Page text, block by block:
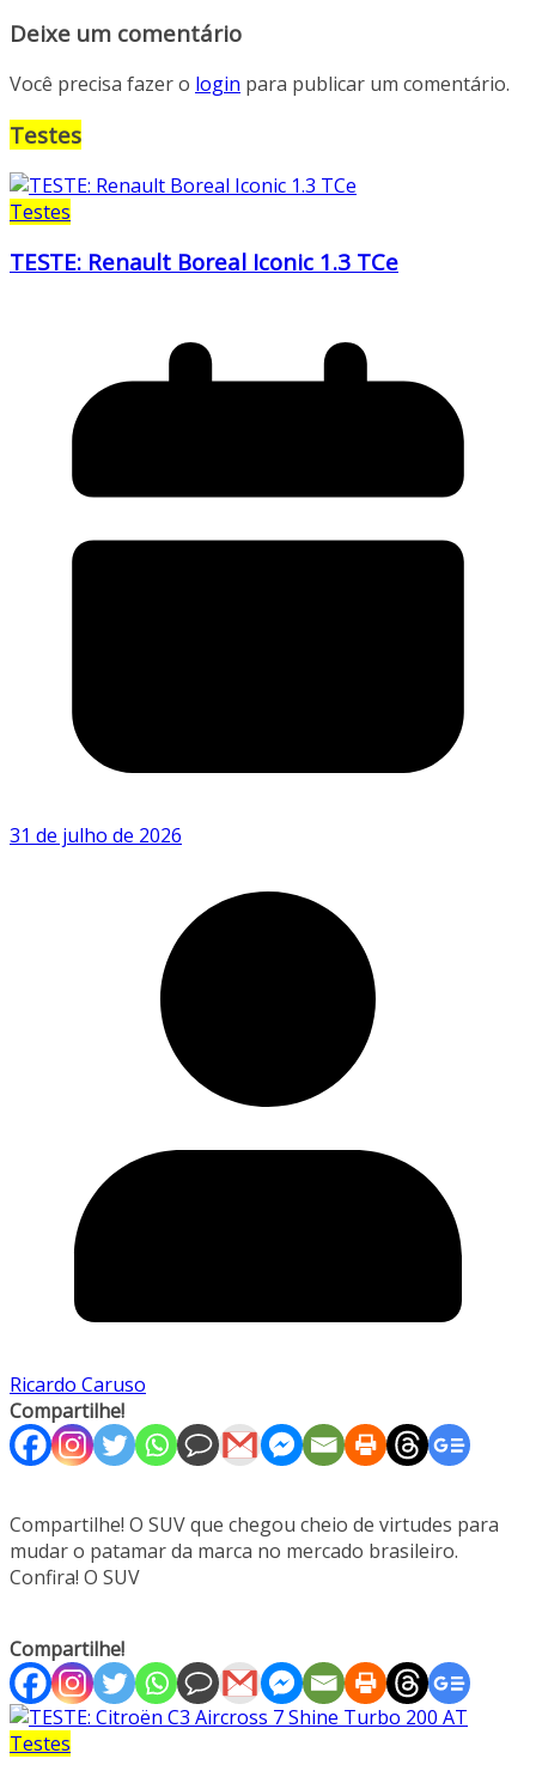
Deixe um comentário
Você precisa fazer o login para publicar um comentário.
Testes
Testes
TESTE: Renault Boreal Iconic 1.3 TCe
31 de julho de 2026
Ricardo Caruso
Compartilhe!
Compartilhe! O SUV que chegou cheio de virtudes para
mudar o patamar da marca no mercado brasileiro.
Confira! O SUV
Compartilhe!
Testes